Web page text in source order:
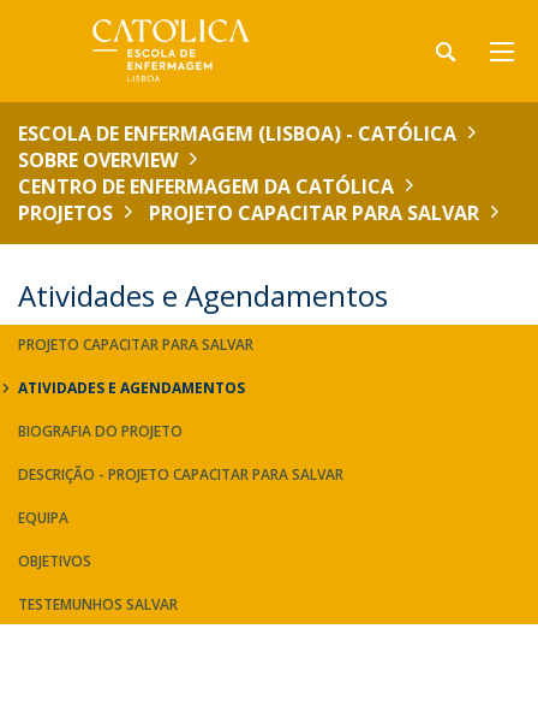
ESCOLA DE ENFERMAGEM (LISBOA) - CATÓLICA
SOBRE OVERVIEW
CENTRO DE ENFERMAGEM DA CATÓLICA
PROJETOS
PROJETO CAPACITAR PARA SALVAR
Atividades e Agendamentos
PROJETO CAPACITAR PARA SALVAR
ATIVIDADES E AGENDAMENTOS
BIOGRAFIA DO PROJETO
DESCRIÇÃO - PROJETO CAPACITAR PARA SALVAR
EQUIPA
OBJETIVOS
TESTEMUNHOS SALVAR